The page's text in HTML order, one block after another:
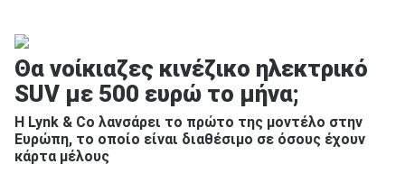
Επιχειρήσεις
Θα νοίκιαζες κινέζικο ηλεκτρικό
SUV με 500 ευρώ το μήνα;
Η Lynk & Co λανσάρει το πρώτο της μοντέλο στην
Ευρώπη, το οποίο είναι διαθέσιμο σε όσους έχουν
κάρτα μέλους